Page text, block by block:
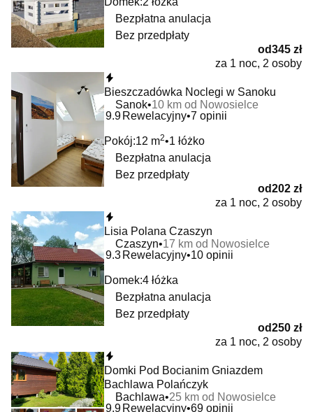
Bezpłatna anulacja
Bez przedpłaty
od345 zł
za 1 noc, 2 osoby
Bieszczadówka Noclegi w Sanoku
Sanok 10 km od Nowosielce
9.9 Rewelacyjny 7 opinii
Pokój:12 m2 1 łóżko
Bezpłatna anulacja
Bez przedpłaty
od202 zł
za 1 noc, 2 osoby
Lisia Polana Czaszyn
Czaszyn 17 km od Nowosielce
9.3 Rewelacyjny 10 opinii
Domek:4 łóżka
Bezpłatna anulacja
Bez przedpłaty
od250 zł
za 1 noc, 2 osoby
Domki Pod Bocianim Gniazdem
Bachlawa Polańczyk
Bachlawa 25 km od Nowosielce
9.9 Rewelacyjny 69 opinii